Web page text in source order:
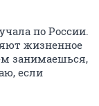
по России.
жизненное
занимаешься,
если